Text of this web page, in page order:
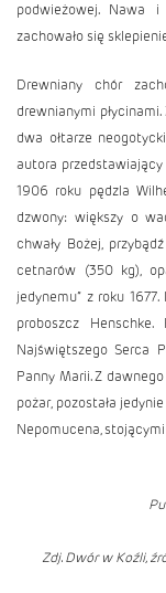
podwieżowej. Nawa
zachowało się
Drewniany chór
drewnianymi
dwa ołtarze
autora przedstawiający
1906 roku pędzla
dzwony: większy o
chwały Bożej,
cetnarów (350 kg),
jedynemu” z roku
proboszcz
Najświętszego Serca
Panny Marii. Z
pożar, pozostała
Nepomucena,
Zdj. Dwór w Koźli,